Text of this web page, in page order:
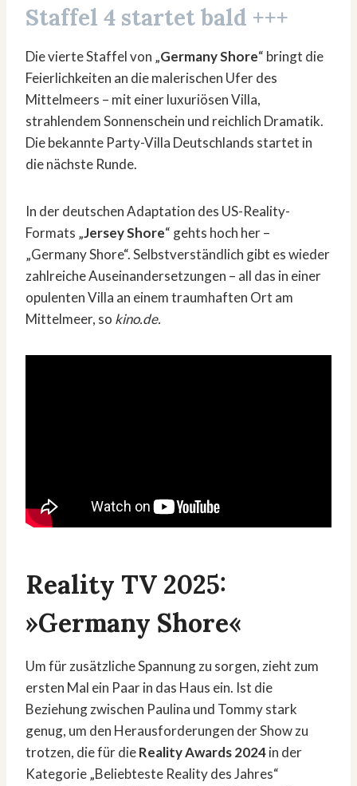
Staffel 4 startet bald +++
Die vierte Staffel von „Germany Shore“ bringt die
Feierlichkeiten an die malerischen Ufer des
Mittelmeers – mit einer luxuriösen Villa,
strahlendem Sonnenschein und reichlich Dramatik.
Die bekannte Party-Villa Deutschlands startet in
die nächste Runde.
In der deutschen Adaptation des US-Reality-
Formats „Jersey Shore“ gehts hoch her –
„Germany Shore“. Selbstverständlich gibt es wieder
zahlreiche Auseinandersetzungen – all das in einer
opulenten Villa an einem traumhaften Ort am
Mittelmeer, so kino.de.
Reality TV 2025:
»Germany Shore«
Um für zusätzliche Spannung zu sorgen, zieht zum
ersten Mal ein Paar in das Haus ein. Ist die
Beziehung zwischen Paulina und Tommy stark
genug, um den Herausforderungen der Show zu
trotzen, die für dieReality Awards 2024in der
Kategorie „Beliebteste Reality des Jahres“